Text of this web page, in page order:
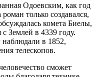
Одоевским, как год
только создавался,
комета Биелы,
Землей в 4339 году.
наблюдали в 1852,
телескопов.
сможет